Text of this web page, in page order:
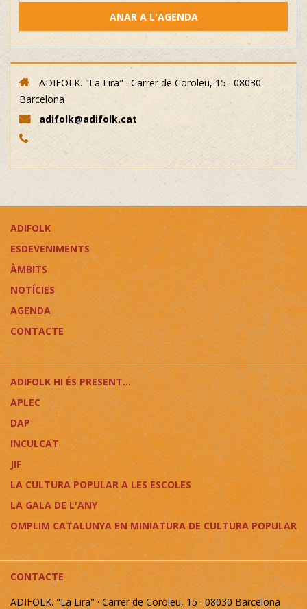
ANAR A L'AGENDA
ADIFOLK. "La Lira" · Carrer de Coroleu, 15 · 08030
Barcelona
adifolk@adifolk.cat
ADIFOLK
ESDEVENIMENTS
ÀMBITS
NOTÍCIES
AGENDA
CONTACTE
ADIFOLK HI ÉS PRESENT...
APLEC
DAP
INCULCAT
JIF
LA CULTURA POPULAR A LES ESCOLES
LA GALA DE L'ANY
OMPLIM CATALUNYA EN MINIATURA DE CULTURA POPULAR
CONTACTE
ADIFOLK. "La Lira" · Carrer de Coroleu, 15 · 08030 Barcelona